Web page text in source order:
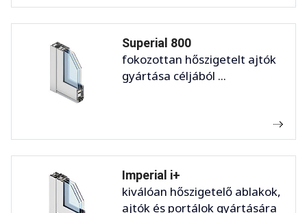
Superial 800
fokozottan hőszigetelt ajtók
gyártása céljából ...
Imperial i+
kiválóan hőszigetelő ablakok,
ajtók és portálok gyártására